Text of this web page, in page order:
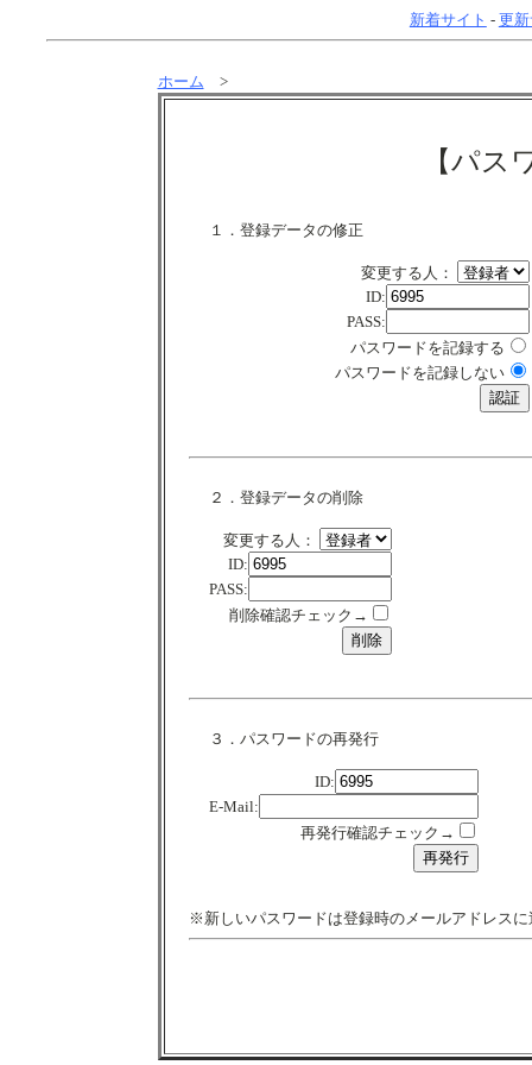
新着サイト - 更
ホーム >
【パス
１．登録データの修正
変更する人：
ID:
PASS:
パスワードを記録する
パスワードを記録しない
２．登録データの削除
変更する人：
ID:
PASS:
削除確認チェック→
３．パスワードの再発行
ID:
E-Mail:
再発行確認チェック→
※新しいパスワードは登録時のメールアドレスに